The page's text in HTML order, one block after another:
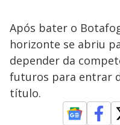
Após bater o
horizonte se abriu
depender da
futuros para entrar
título.